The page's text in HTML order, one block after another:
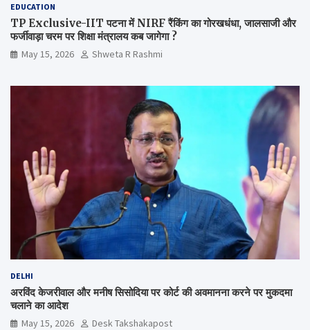
EDUCATION
TP Exclusive-IIT पटना में NIRF रैंकिंग का गोरखधंधा, जालसाजी और
फर्जीवाड़ा चरम पर शिक्षा मंत्रालय कब जागेगा ?
May 15, 2026 Shweta R Rashmi
DELHI
अरविंद केजरीवाल और मनीष सिसोदिया पर कोर्ट की अवमानना करने पर मुकदमा
चलाने का आदेश
May 15, 2026 Desk Takshakapost